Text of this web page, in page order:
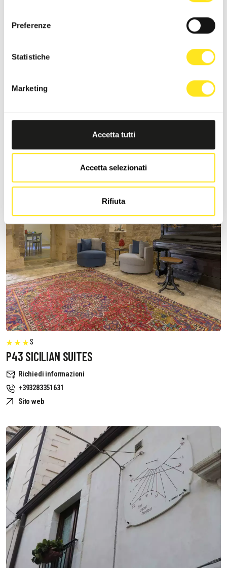
Preferenze
Statistiche
Marketing
Accetta tutti
Accetta selezionati
Rifiuta
S
S
P43 SICILIAN SUITES
Richiedi informazioni
+393283351631
Sito web